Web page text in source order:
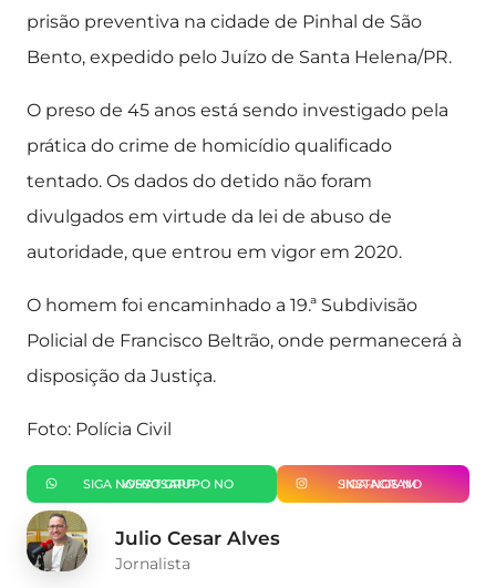
prisão preventiva na cidade de Pinhal de São
Bento, expedido pelo Juízo de Santa Helena/PR.
O preso de 45 anos está sendo investigado pela
prática do crime de homicídio qualificado
tentado. Os dados do detido não foram
divulgados em virtude da lei de abuso de
autoridade, que entrou em vigor em 2020.
O homem foi encaminhado a 19.ª Subdivisão
Policial de Francisco Beltrão, onde permanecerá à
disposição da Justiça.
Foto: Polícia Civil
SIGA NOSSO GRUPO NO WHATSAPP SIGA-NOS NO INSTAGRAM
Julio Cesar Alves
Jornalista